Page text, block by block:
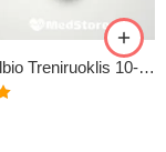
IŠPARDAVIMAS!
Riešo ir Dilbio Treniruoklis 10-100kg